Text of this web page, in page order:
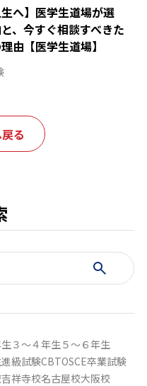
生へ】医学生道場が選
、今すぐ相談すべきた
由【医学生道場】
る
３～４年生５～６年生
進級試験CBTOSCE卒業試験
吉祥寺校名古屋校大阪校